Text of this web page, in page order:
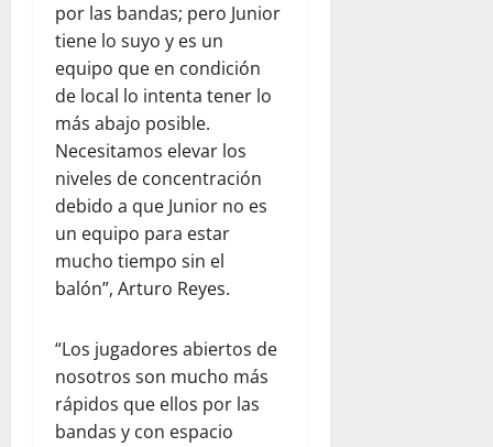
por las bandas; pero Junior
tiene lo suyo y es un
equipo que en condición
de local lo intenta tener lo
más abajo posible.
Necesitamos elevar los
niveles de concentración
debido a que Junior no es
un equipo para estar
mucho tiempo sin el
balón”, Arturo Reyes.
“Los jugadores abiertos de
nosotros son mucho más
rápidos que ellos por las
bandas y con espacio